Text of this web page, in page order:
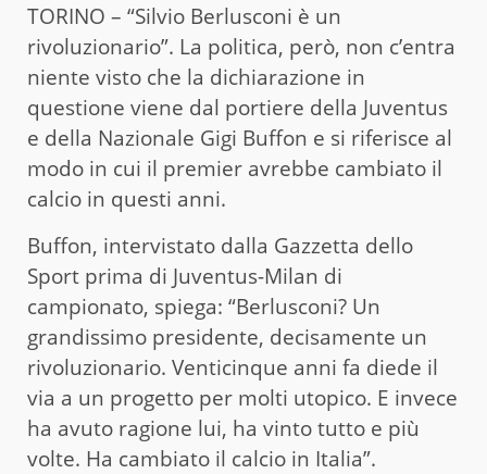
TORINO – “Silvio Berlusconi è un
rivoluzionario”. La politica, però, non c’entra
niente visto che la dichiarazione in
questione viene dal portiere della Juventus
e della Nazionale Gigi Buffon e si riferisce al
modo in cui il premier avrebbe cambiato il
calcio in questi anni.
Buffon, intervistato dalla Gazzetta dello
Sport prima di Juventus-Milan di
campionato, spiega: “Berlusconi? Un
grandissimo presidente, decisamente un
rivoluzionario. Venticinque anni fa diede il
via a un progetto per molti utopico. E invece
ha avuto ragione lui, ha vinto tutto e più
volte. Ha cambiato il calcio in Italia”.